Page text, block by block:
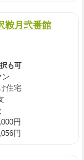
鞍月弐番館
も可
ン
住宅
円
円